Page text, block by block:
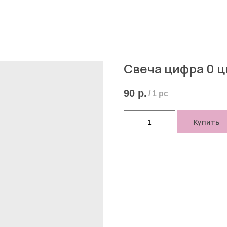
Свеча цифра 0
90 р. / 1 pc
Купить